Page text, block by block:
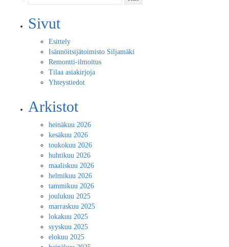
Sivut
Esittely
Isännöitsijätoimisto Siljamäki
Remontti-ilmoitus
Tilaa asiakirjoja
Yhteystiedot
Arkistot
heinäkuu 2026
kesäkuu 2026
toukokuu 2026
huhtikuu 2026
maaliskuu 2026
helmikuu 2026
tammikuu 2026
joulukuu 2025
marraskuu 2025
lokakuu 2025
syyskuu 2025
elokuu 2025